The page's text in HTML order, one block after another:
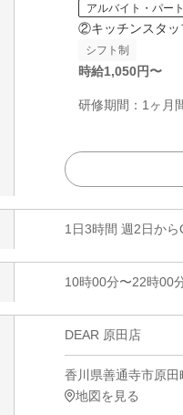
アルバイト・パー
②キッチンスタッ
シフト制
時給1,050円〜
研修期間：1ヶ月
1日3時間 週2日から
10時00分〜22時00
DEAR 原田店
香川県善通寺市原
地図を見る